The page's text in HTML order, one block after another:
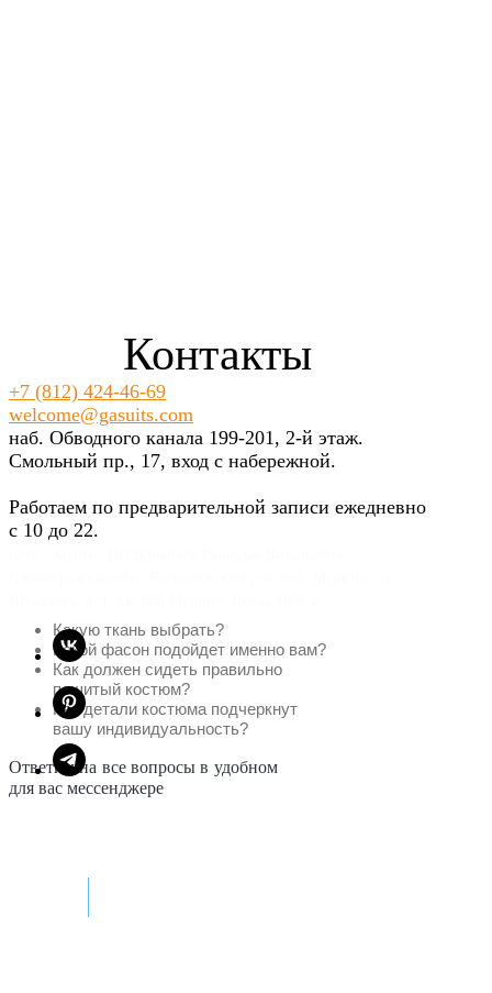
Какую ткань выбрать?
Какой фасон подойдет именно вам?
Как должен сидеть правильно
пошитый костюм?
Как детали костюма подчеркнут
вашу индивидуальность?
Ответим на все вопросы в удобном
для вас мессенджере
Контакты
+7 (812) 424-46-69
welcome@gasuits.com
наб. Обводного канала 199-201, 2-й этаж.
Смольный пр., 17, вход с набережной.
Работаем по предварительной записи ежедневно
с 10 до 22.